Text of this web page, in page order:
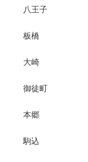
八王子
板橋
大崎
御徒町
本郷
駒込